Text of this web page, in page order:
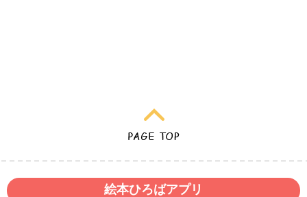
絵本ひろばアプリ